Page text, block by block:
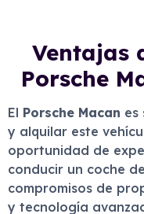
Ventajas
Porsche
El Porsche Macan es
y alquilar este
oportunidad de
conducir un coche
compromisos de
y tecnología